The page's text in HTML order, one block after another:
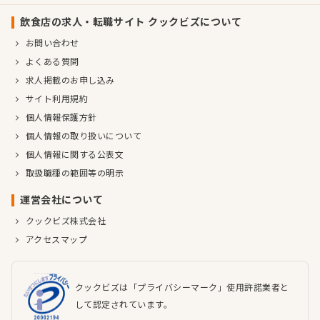
飲食店の求人・転職サイト クックビズについて
お問い合わせ
よくある質問
求人掲載のお申し込み
サイト利用規約
個人情報保護方針
個人情報の取り扱いについて
個人情報に関する公表文
取扱職種の範囲等の明示
運営会社について
クックビズ株式会社
アクセスマップ
クックビズは「プライバシーマーク」使用許諾業者と
して認定されています。